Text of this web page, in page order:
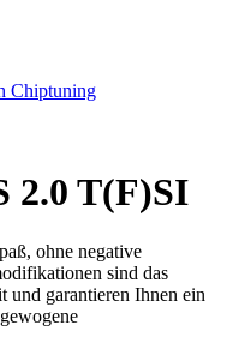
Chiptuning
2.0 T(F)SI
ohne negative
sind das
und garantieren Ihnen ein